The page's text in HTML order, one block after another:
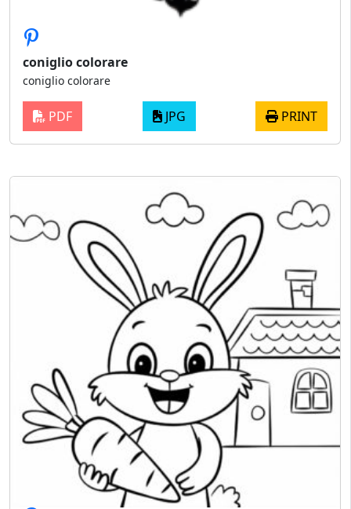
coniglio colorare
coniglio colorare
PDF JPG PRINT